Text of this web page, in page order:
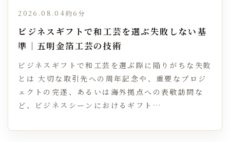
2026.08.04約6分
ビジネスギフトで和工芸を選ぶ失敗しない基
準｜五明金箔工芸の技術
ビジネスギフトで和工芸を選ぶ際に陥りがちな失敗
とは 大切な取引先への周年記念や、重要なプロジ
ェクトの完遂、あるいは海外拠点への表敬訪問な
ど、ビジネスシーンにおけるギフト…